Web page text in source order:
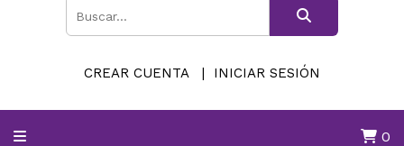
CREAR CUENTA INICIAR SESIÓN
0